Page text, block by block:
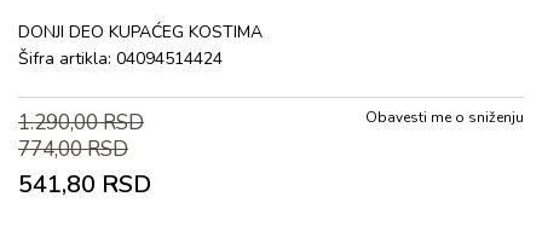
DONJI DEO KUPAĆEG KOSTIMA
Šifra artikla: 04094514424
1.290,00RSD
774,00RSD
541,80 RSD
Obavesti me o sniženju